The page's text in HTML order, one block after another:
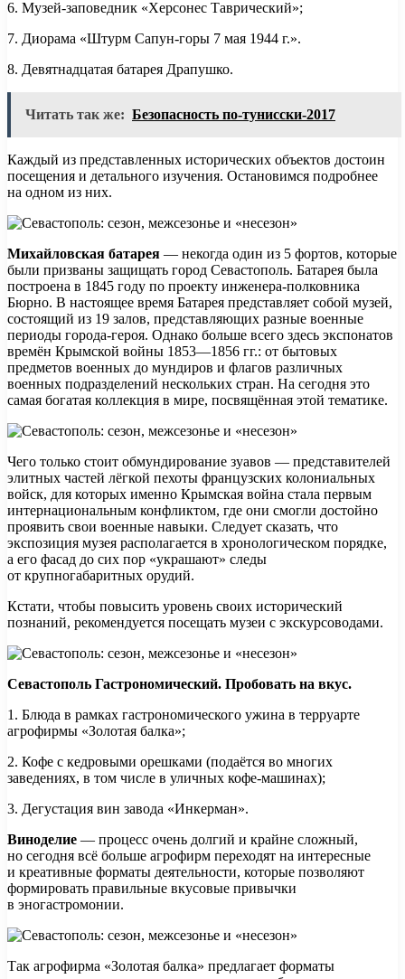
6. Музей-заповедник «Херсонес Таврический»;
7. Диорама «Штурм Сапун-горы 7 мая 1944 г.».
8. Девятнадцатая батарея Драпушко.
Читать так же: Безопасность по-тунисски-2017
Каждый из представленных исторических объектов достоин
посещения и детального изучения. Остановимся подробнее
на одном из них.
Михайловская батарея — некогда один из 5 фортов, которые
были призваны защищать город Севастополь. Батарея была
построена в 1845 году по проекту инженера-полковника
Бюрно. В настоящее время Батарея представляет собой музей,
состоящий из 19 залов, представляющих разные военные
периоды города-героя. Однако больше всего здесь экспонатов
времён Крымской войны 1853—1856 гг.: от бытовых
предметов военных до мундиров и флагов различных
военных подразделений нескольких стран. На сегодня это
самая богатая коллекция в мире, посвящённая этой тематике.
Чего только стоит обмундирование зуавов — представителей
элитных частей лёгкой пехоты французских колониальных
войск, для которых именно Крымская война стала первым
интернациональным конфликтом, где они смогли достойно
проявить свои военные навыки. Следует сказать, что
экспозиция музея располагается в хронологическом порядке,
а его фасад до сих пор «украшают» следы
от крупногабаритных орудий.
Кстати, чтобы повысить уровень своих исторический
познаний, рекомендуется посещать музеи с экскурсоводами.
Севастополь Гастрономический. Пробовать на вкус.
1. Блюда в рамках гастрономического ужина в терруарте
агрофирмы «Золотая балка»;
2. Кофе с кедровыми орешками (подаётся во многих
заведениях, в том числе в уличных кофе-машинах);
3. Дегустация вин завода «Инкерман».
Виноделие — процесс очень долгий и крайне сложный,
но сегодня всё больше агрофирм переходят на интересные
и креативные форматы деятельности, которые позволяют
формировать правильные вкусовые привычки
в эногастромонии.
Так агрофирма «Золотая балка» предлагает форматы